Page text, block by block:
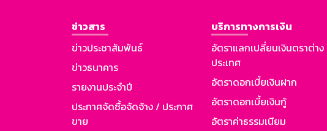
ข่าวสาร
ข่าวประชาสัมพันธ์
ข่าวธนาคาร
รายงานประจำปี
ประกาศจัดซื้อจัดจ้าง / ประกาศ
ขาย
บริการทางการเงิน
อัตราแลกเปลี่ยนเงินตราต่าง
ประเทศ
อัตราดอกเบี้ยเงินฝาก
อัตราดอกเบี้ยเงินกู้
อัตราค่าธรรมเนียม